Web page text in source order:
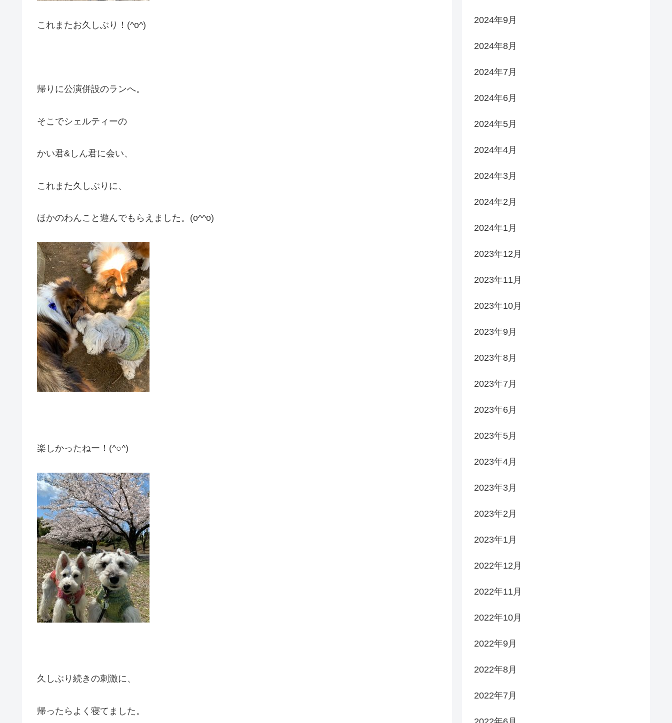
これまたお久しぶり！(^o^)
帰りに公演併設のランへ。
そこでシェルティーの
かい君&しん君に会い、
これまた久しぶりに、
ほかのわんこと遊んでもらえました。(o^^o)
楽しかったねー！(^○^)
久しぶり続きの刺激に、
帰ったらよく寝てました。
2024年9月
2024年8月
2024年7月
2024年6月
2024年5月
2024年4月
2024年3月
2024年2月
2024年1月
2023年12月
2023年11月
2023年10月
2023年9月
2023年8月
2023年7月
2023年6月
2023年5月
2023年4月
2023年3月
2023年2月
2023年1月
2022年12月
2022年11月
2022年10月
2022年9月
2022年8月
2022年7月